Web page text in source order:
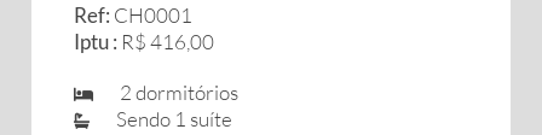
Ref: CH0001
Iptu : R$ 416,00
2 dormitórios
Sendo 1 suíte